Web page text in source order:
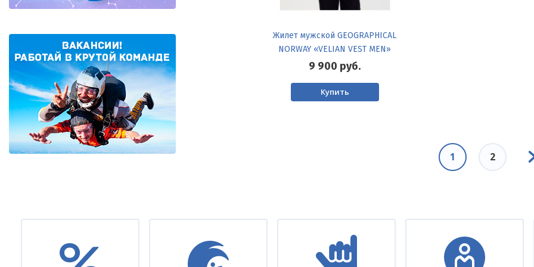
Жилет мужской GEOGRAPHICAL
NORWAY «VELIAN VEST MEN»
9 900 руб.
Купить
Текущая
1 Page
2
Under